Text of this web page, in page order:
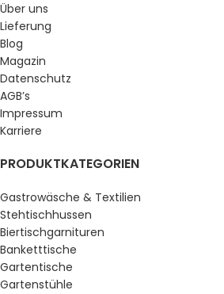
Über uns
Lieferung
Blog
Magazin
Datenschutz
AGB’s
Impressum
Karriere
PRODUKTKATEGORIEN
Gastrowäsche & Textilien
Stehtischhussen
Biertischgarnituren
Banketttische
Gartentische
Gartenstühle